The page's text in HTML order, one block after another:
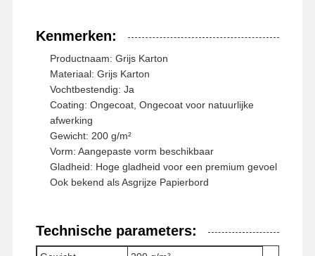
Geaffineerd karton
Krantenpapierdocument
stenen papier
Kopieerpapier
document vakjes
Papierdraad spoel
Kenmerken:
Productnaam: Grijs Karton
Materiaal: Grijs Karton
Vochtbestendig: Ja
Coating: Ongecoat, Ongecoat voor natuurlijke
afwerking
Gewicht: 200 g/m²
Vorm: Aangepaste vorm beschikbaar
Gladheid: Hoge gladheid voor een premium gevoel
Ook bekend als Asgrijze Papierbord
Technische parameters: